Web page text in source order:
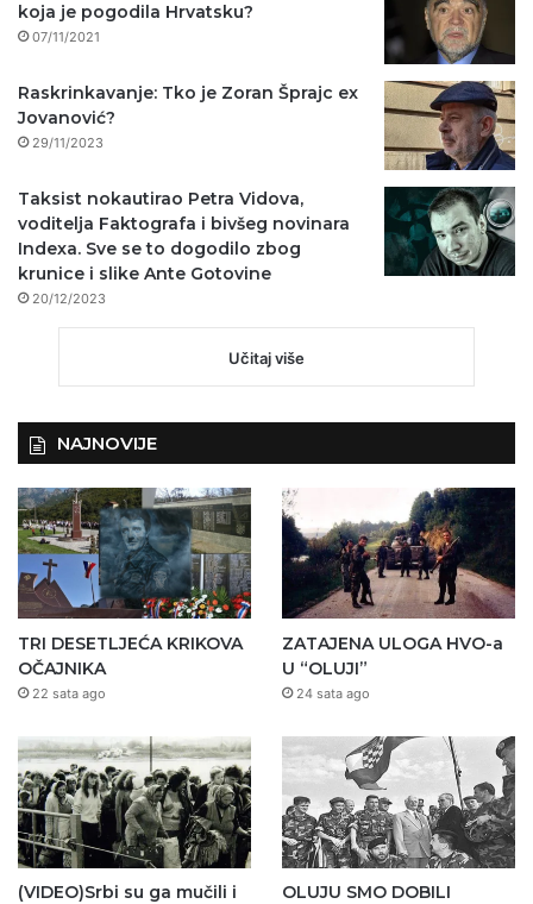
koja je pogodila Hrvatsku?
07/11/2021
Raskrinkavanje: Tko je Zoran Šprajc ex
Jovanović?
29/11/2023
Taksist nokautirao Petra Vidova,
voditelja Faktografa i bivšeg novinara
Indexa. Sve se to dogodilo zbog
krunice i slike Ante Gotovine
20/12/2023
Učitaj više
NAJNOVIJE
TRI DESETLJEĆA KRIKOVA
OČAJNIKA
22 sata ago
ZATAJENA ULOGA HVO-a
U “OLUJI”
24 sata ago
(VIDEO)Srbi su ga mučili i
OLUJU SMO DOBILI